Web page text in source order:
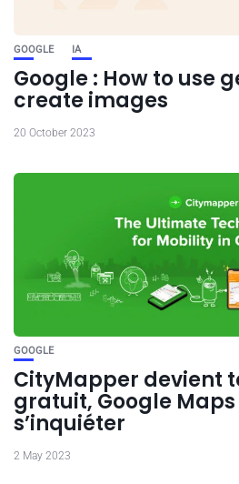
GOOGLE IA
Google : How to use
create images
20 October 2023
GOOGLE
CityMapper devient
gratuit, Google
s’inquiéter
2 May 2023